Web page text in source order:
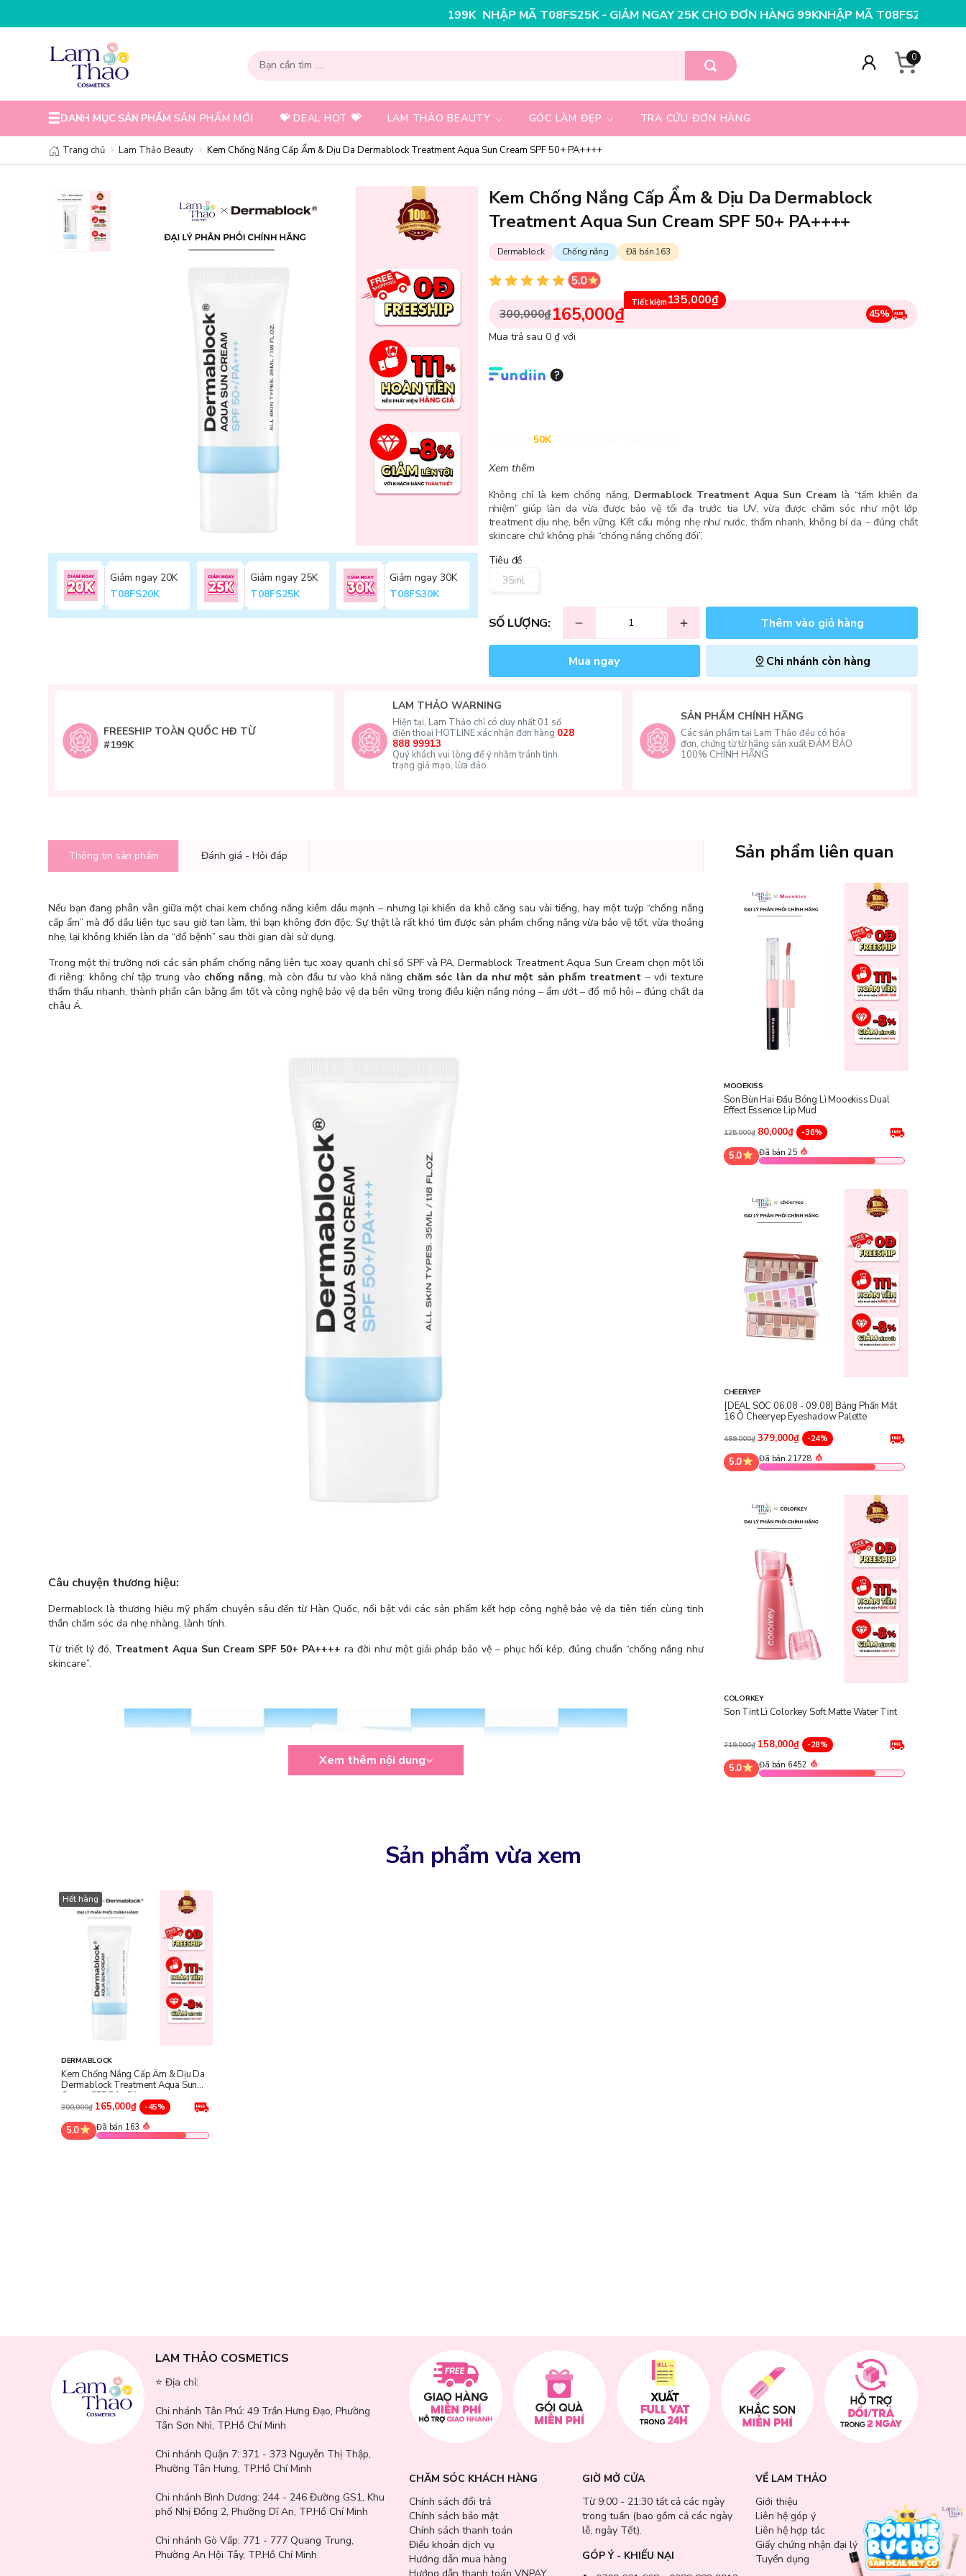
NHẬP MÃ T08FS30K - GIẢM NGAY 30K CHO ĐƠN HÀNG 199KNHẬP MÃ T08FS25K - GIẢM NGAY 25K CHO
0
DANH MỤC SẢN PHẨM SẢN PHẨM MỚI 💝 DEAL HOT 💝 LAM THẢO BEAUTY GÓC LÀM ĐẸP TRA CỨU ĐƠN HÀNG
Trang chủ Lam Thảo Beauty Kem Chống Nắng Cấp Ẩm & Dịu Da Dermablock Treatment Aqua Sun Cream SPF 50+ PA++++
Giảm ngay 20K
T08FS20K
Giảm ngay 25K
T08FS25K
Giảm ngay 30K
T08FS30K
Kem Chống Nắng Cấp Ẩm & Dịu Da Dermablock
Treatment Aqua Sun Cream SPF 50+ PA++++
Dermablock Chống nắng Đã bán 163
300,000₫165,000₫
Tiết kiệm135,000₫
45%
Mua trả sau 0 ₫ với
50K
Xem thêm
Không chỉ là kem chống nắng, Dermablock Treatment Aqua Sun Cream là “tấm khiên đa
nhiệm” giúp làn da vừa được bảo vệ tối đa trước tia UV, vừa được chăm sóc như một lớp
treatment dịu nhẹ, bền vững. Kết cấu mỏng nhẹ như nước, thấm nhanh, không bí da – đúng chất
skincare chứ không phải “chống nắng chống đối”.
Tiêu đề
35ml
SỐ LƯỢNG: Thêm vào giỏ hàng
Mua ngay Chi nhánh còn hàng
FREESHIP TOÀN QUỐC HĐ TỪ
#199K
LAM THẢO WARNING
Hiện tại, Lam Thảo chỉ có duy nhất 01 số
điện thoại HOTLINE xác nhận đơn hàng 028
888 99913
Quý khách vui lòng để ý nhằm tránh tình
trạng giả mạo, lừa đảo.
SẢN PHẨM CHÍNH HÃNG
Các sản phẩm tại Lam Thảo đều có hóa
đơn, chứng từ từ hãng sản xuất ĐẢM BẢO
100% CHÍNH HÃNG
Thông tin sản phẩm Đánh giá - Hỏi đáp
Nếu bạn đang phân vân giữa một chai kem chống nắng kiềm dầu mạnh – nhưng lại khiến da khô căng sau vài tiếng, hay một tuýp “chống nắng
cấp ẩm” mà đổ dầu liên tục sau giờ tan làm, thì bạn không đơn độc. Sự thật là rất khó tìm được sản phẩm chống nắng vừa bảo vệ tốt, vừa thoáng
nhẹ, lại không khiến làn da “đổ bệnh” sau thời gian dài sử dụng.
Trong một thị trường nơi các sản phẩm chống nắng liên tục xoay quanh chỉ số SPF và PA, Dermablock Treatment Aqua Sun Cream chọn một lối
đi riêng: không chỉ tập trung vào chống nắng, mà còn đầu tư vào khả năng chăm sóc làn da như một sản phẩm treatment – với texture
thẩm thấu nhanh, thành phần cân bằng ẩm tốt và công nghệ bảo vệ da bền vững trong điều kiện nắng nóng – ẩm ướt – đổ mồ hôi – đúng chất da
châu Á.
Câu chuyện thương hiệu:
Dermablock là thương hiệu mỹ phẩm chuyên sâu đến từ Hàn Quốc, nổi bật với các sản phẩm kết hợp công nghệ bảo vệ da tiên tiến cùng tinh
thần chăm sóc da nhẹ nhàng, lành tính.
Từ triết lý đó, Treatment Aqua Sun Cream SPF 50+ PA++++ ra đời như một giải pháp bảo vệ – phục hồi kép, đúng chuẩn “chống nắng như
skincare”.
Kết cấu kem tan nhanh: Thấm nhanh, tiệp da, không nhờn rít hay bết dính.
Công thức lành tính, đã kiểm nghiệm: An toàn cho cả làn da nhạy cảm, được chứng nhận không gây kích ứng bởi Viện Da Liễu Hàn Quốc.
Không cồn – không hương liệu – không chất bảo quản: Giảm thiểu tối đa nguy cơ gây mụn, kích ứng hay bí da.
Giảm tình trạng bóng dầu vùng chữ T, phù hợp cả da hỗn hợp thiên dầu.
Xem thêm nội dung
Sản phẩm liên quan
MOOEKISS
Son Bùn Hai Đầu Bóng Lì Mooekiss Dual
Effect Essence Lip Mud
125,000₫ 80,000₫ -36%
5.0 Đã bán 25
CHEERYEP
[DEAL SỐC 06.08 - 09.08] Bảng Phấn Mắt
16 Ô Cheeryep Eyeshadow Palette
499,000₫ 379,000₫ -24%
5.0 Đã bán 21728
COLORKEY
Son Tint Lì Colorkey Soft Matte Water Tint
219,000₫ 158,000₫ -28%
5.0 Đã bán 6452
Sản phẩm vừa xem
Hết hàng
DERMABLOCK
Kem Chống Nắng Cấp Ẩm & Dịu Da
Dermablock Treatment Aqua Sun
Cream SPF 50+ PA++++
300,000₫ 165,000₫ -45%
5.0 Đã bán 163
LAM THẢO COSMETICS
⭐️ Địa chỉ:
Chi nhánh Tân Phú: 49 Trần Hưng Đạo, Phường
Tân Sơn Nhì, TP.Hồ Chí Minh
Chi nhánh Quận 7: 371 - 373 Nguyễn Thị Thập,
Phường Tân Hưng, TP.Hồ Chí Minh
Chi nhánh Bình Dương: 244 - 246 Đường GS1, Khu
phố Nhị Đồng 2, Phường Dĩ An, TP.Hồ Chí Minh
Chi nhánh Gò Vấp: 771 - 777 Quang Trung,
Phường An Hội Tây, TP.Hồ Chí Minh
CHĂM SÓC KHÁCH HÀNG
Chính sách đổi trả
Chính sách bảo mật
Chính sách thanh toán
Điều khoản dịch vụ
Hướng dẫn mua hàng
GIỜ MỞ CỬA
Từ 9:00 - 21:30 tất cả các ngày
trong tuần (bao gồm cả các ngày
lễ, ngày Tết).
GÓP Ý - KHIẾU NẠI
VỀ LAM THẢO
Giới thiệu
Liên hệ góp ý
Liên hệ hợp tác
Giấy chứng nhận đại lý
Tuyển dụng